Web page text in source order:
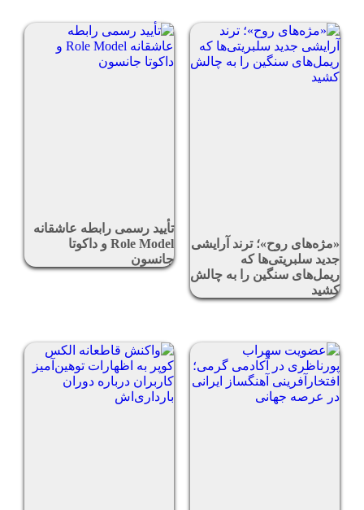
«مژه‌های روح»؛ ترند آرایشی
جدید سلبریتی‌ها که
ریمل‌های سنگین را به چالش
کشید
تأیید رسمی رابطه عاشقانه
Role Model و داکوتا
جانسون